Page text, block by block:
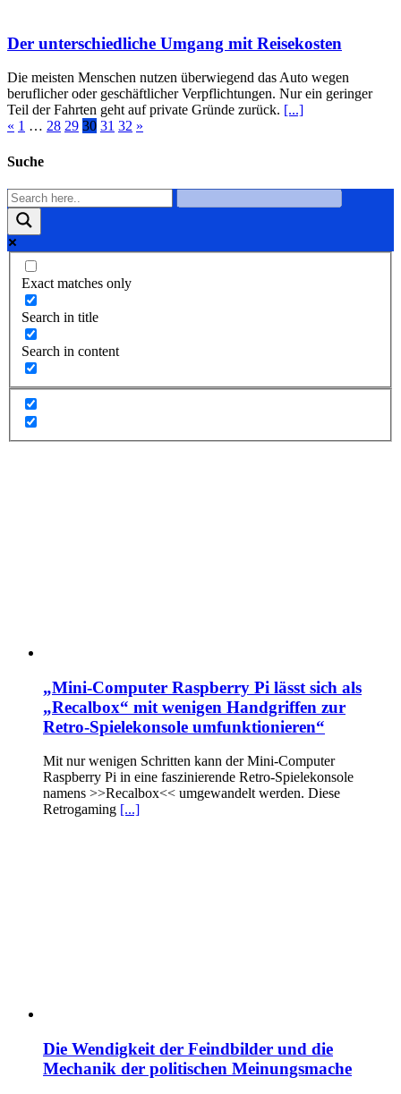
Der unterschiedliche Umgang mit Reisekosten
Die meisten Menschen nutzen überwiegend das Auto wegen
beruflicher oder geschäftlicher Verpflichtungen. Nur ein geringer
Teil der Fahrten geht auf private Gründe zurück. [...]
« 1 … 28 29 30 31 32 »
Suche
Exact matches only
Search in title
Search in content
„Mini-Computer Raspberry Pi lässt sich als
„Recalbox“ mit wenigen Handgriffen zur
Retro-Spielekonsole umfunktionieren“
Mit nur wenigen Schritten kann der Mini-Computer
Raspberry Pi in eine faszinierende Retro-Spielekonsole
namens >>Recalbox<< umgewandelt werden. Diese
Retrogaming [...]
Die Wendigkeit der Feindbilder und die
Mechanik der politischen Meinungsmache